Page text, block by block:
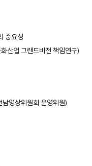
중요성
산업 그랜드비전 책임연구)
영상위원회 운영위원)